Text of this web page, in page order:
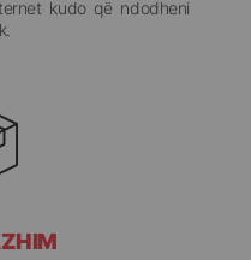
kudo që ndodheni